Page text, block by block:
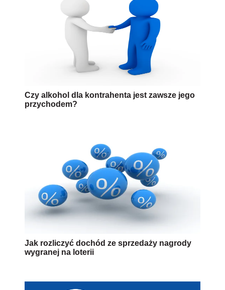
Czy alkohol dla kontrahenta jest zawsze jego
przychodem?
Jak rozliczyć dochód ze sprzedaży nagrody
wygranej na loterii